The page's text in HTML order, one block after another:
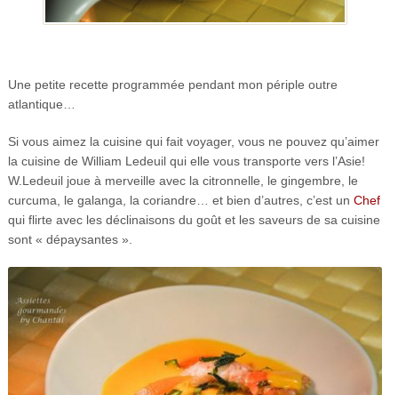
Une petite recette programmée pendant mon périple outre
atlantique…
Si vous aimez la cuisine qui fait voyager, vous ne pouvez qu’aimer
la cuisine de William Ledeuil qui elle vous transporte vers l’Asie!
W.Ledeuil joue à merveille avec la citronnelle, le gingembre, le
curcuma, le galanga, la coriandre… et bien d’autres, c’est un Chef
qui flirte avec les déclinaisons du goût et les saveurs de sa cuisine
sont « dépaysantes ».